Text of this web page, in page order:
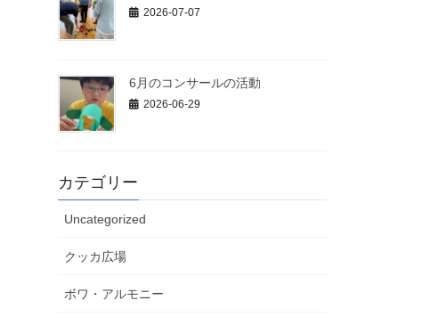
2026-07-07
6月のコンサールの活動
2026-06-29
カテゴリー
Uncategorized
クッカ広場
ボワ・アルモニー